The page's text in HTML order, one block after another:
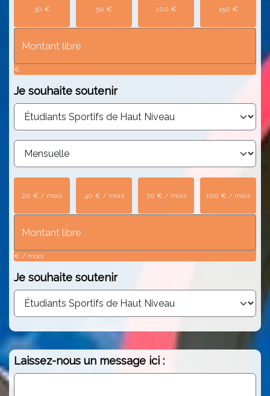
30 € 50 € 100 € 150 €
€
Je souhaite soutenir
20 € / mois 40 € / mois 70 € / mois 100 € / mois
€ / mois
Je souhaite soutenir
Laissez-nous un message ici :